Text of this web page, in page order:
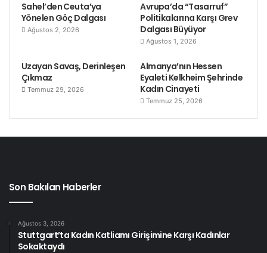
Sahel’den Ceuta’ya
Yönelen Göç Dalgası
Ağustos 2, 2026
Avrupa’da “Tasarruf”
Politikalarına Karşı Grev
Dalgası Büyüyor
Ağustos 1, 2026
Uzayan Savaş, Derinleşen
Çıkmaz
Temmuz 29, 2026
Almanya’nın Hessen
Eyaleti Kelkheim Şehrinde
Kadın Cinayeti
Temmuz 25, 2026
Son Bakılan Haberler
Ağustos 3, 2026
Stuttgart’ta Kadın Katliamı Girişimine Karşı Kadınlar
Sokaktaydı